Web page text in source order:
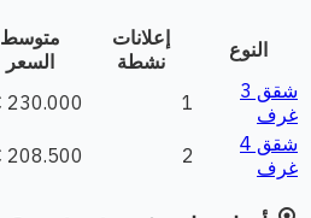
النوع
إعلانات
نشطة
متوسط
السعر
شقق 3
غرف
1
230.000 €
شقق 4
غرف
2
208.500 €